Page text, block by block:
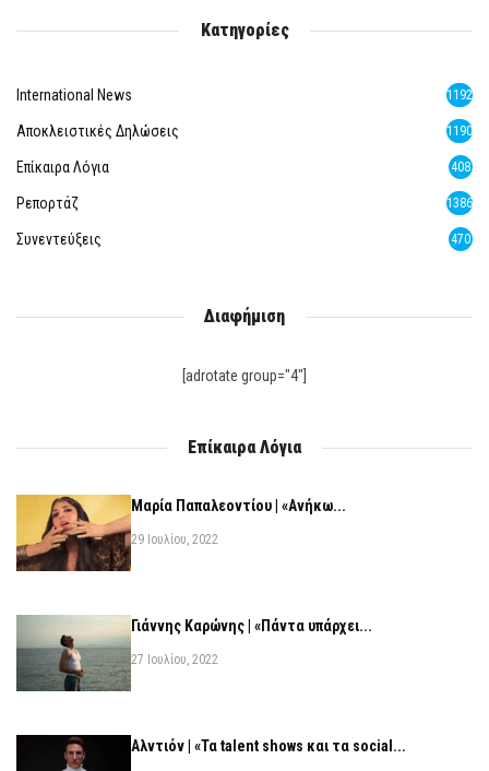
Κατηγορίες
International News 1192
Αποκλειστικές Δηλώσεις 1190
Επίκαιρα Λόγια 408
Ρεπορτάζ 1386
Συνεντεύξεις 470
Διαφήμιση
[adrotate group="4"]
Επίκαιρα Λόγια
Μαρία Παπαλεοντίου | «Ανήκω...
29 Ιουλίου, 2022
Γιάννης Καρώνης | «Πάντα υπάρχει...
27 Ιουλίου, 2022
Αλντιόν | «Τα talent shows και τα social...